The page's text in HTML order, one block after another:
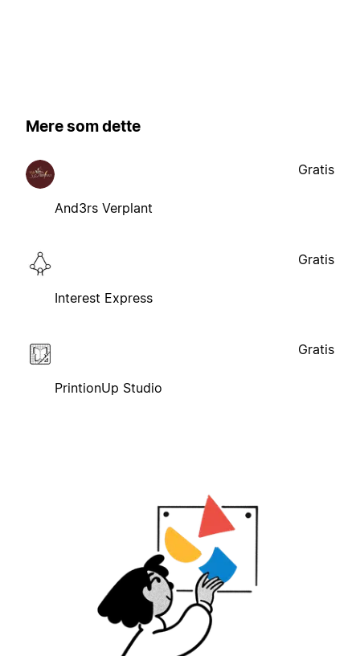
Mere som dette
And3rs Verplant
Gratis
Interest Express
Gratis
PrintionUp Studio
Gratis